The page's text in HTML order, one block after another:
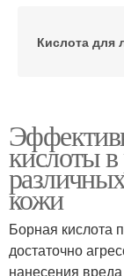
Кислота для
Кислота в
Азотная
кислоты в
кожи
Борная кислота
достаточно
нанесения